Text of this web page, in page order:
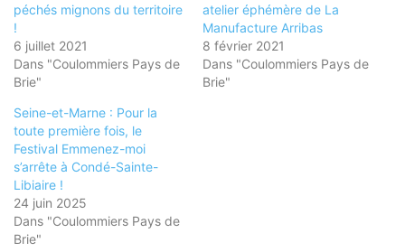
péchés mignons du territoire
!
6 juillet 2021
Dans "Coulommiers Pays de
Brie"
atelier éphémère de La
Manufacture Arribas
8 février 2021
Dans "Coulommiers Pays de
Brie"
Seine-et-Marne : Pour la
toute première fois, le
Festival Emmenez-moi
s’arrête à Condé-Sainte-
Libiaire !
24 juin 2025
Dans "Coulommiers Pays de
Brie"